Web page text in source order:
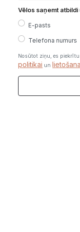
Vēlos saņemt atbildi
E-pasts
Telefona numurs
Nosūtot ziņu, es
politikai un